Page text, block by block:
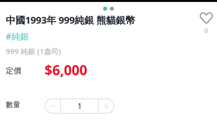
中國1993年 999純銀 熊貓銀幣
0
#純銀
999 純銀 (1盎司)
定價 $6,000
數量